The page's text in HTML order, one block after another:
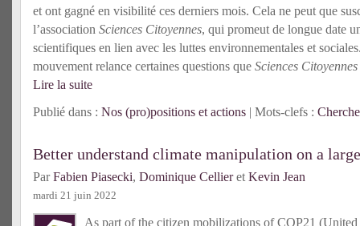
et ont gagné en visibilité ces derniers mois. Cela ne peut que
l’association Sciences Citoyennes, qui promeut de longue date
scientifiques en lien avec les luttes environnementales et
mouvement relance certaines questions que Sciences Citoyennes
Lire la suite
Publié dans : Nos (pro)positions et actions | Mots-clefs :
Better understand climate manipulation on a
ParFabien Piasecki, Dominique Cellieret Kevin Jean
mardi 21 juin 2022
As part of the citizen mobilizations of COP21 (United